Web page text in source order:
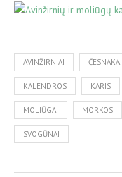
AVINŽIRNIAI ČESNAKAI
KALENDROS KARIS
MOLIŪGAI MORKOS
SVOGŪNAI